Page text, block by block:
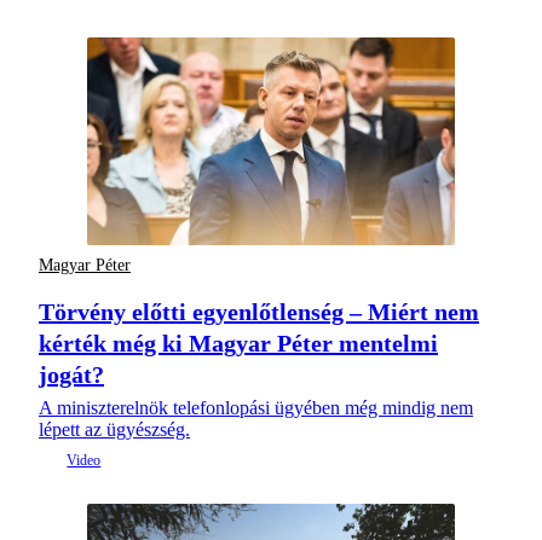
Magyar Péter
Törvény előtti egyenlőtlenség – Miért nem
kérték még ki Magyar Péter mentelmi
jogát?
A miniszterelnök telefonlopási ügyében még mindig nem
lépett az ügyészség.